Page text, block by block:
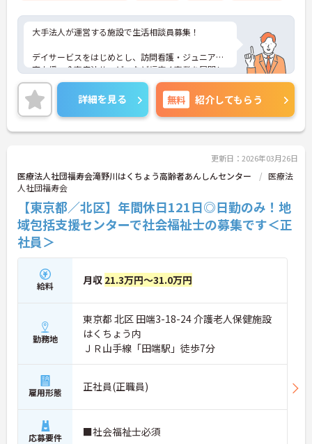
大手法人が運営する施設で生活相談員募集！
デイサービスをはじめとし、訪問看護・ジュニア教
育支援・食事療法サービスなど幅広く事業を展開し
ています。
日曜固定休の完全週休2日制で、年間休日は120日以
上！しっかり休んでプライベートも充実！
詳細を見る 無料 紹介してもらう
更新日：2026年03月26日
医療法人社団福寿会滝野川はくちょう高齢者あんしんセンター
医療法
人社団福寿会
【東京都／北区】年間休日121日◎日勤のみ！地
域包括支援センターで社会福祉士の募集です＜正
社員＞
給料 月収 21.3万円～31.0万円
勤務地
東京都 北区 田端3-18-24 介護老人保健施設
はくちょう内
ＪＲ山手線「田端駅」徒歩7分
雇用形態 正社員(正職員)
応募要件 ■社会福祉士必須